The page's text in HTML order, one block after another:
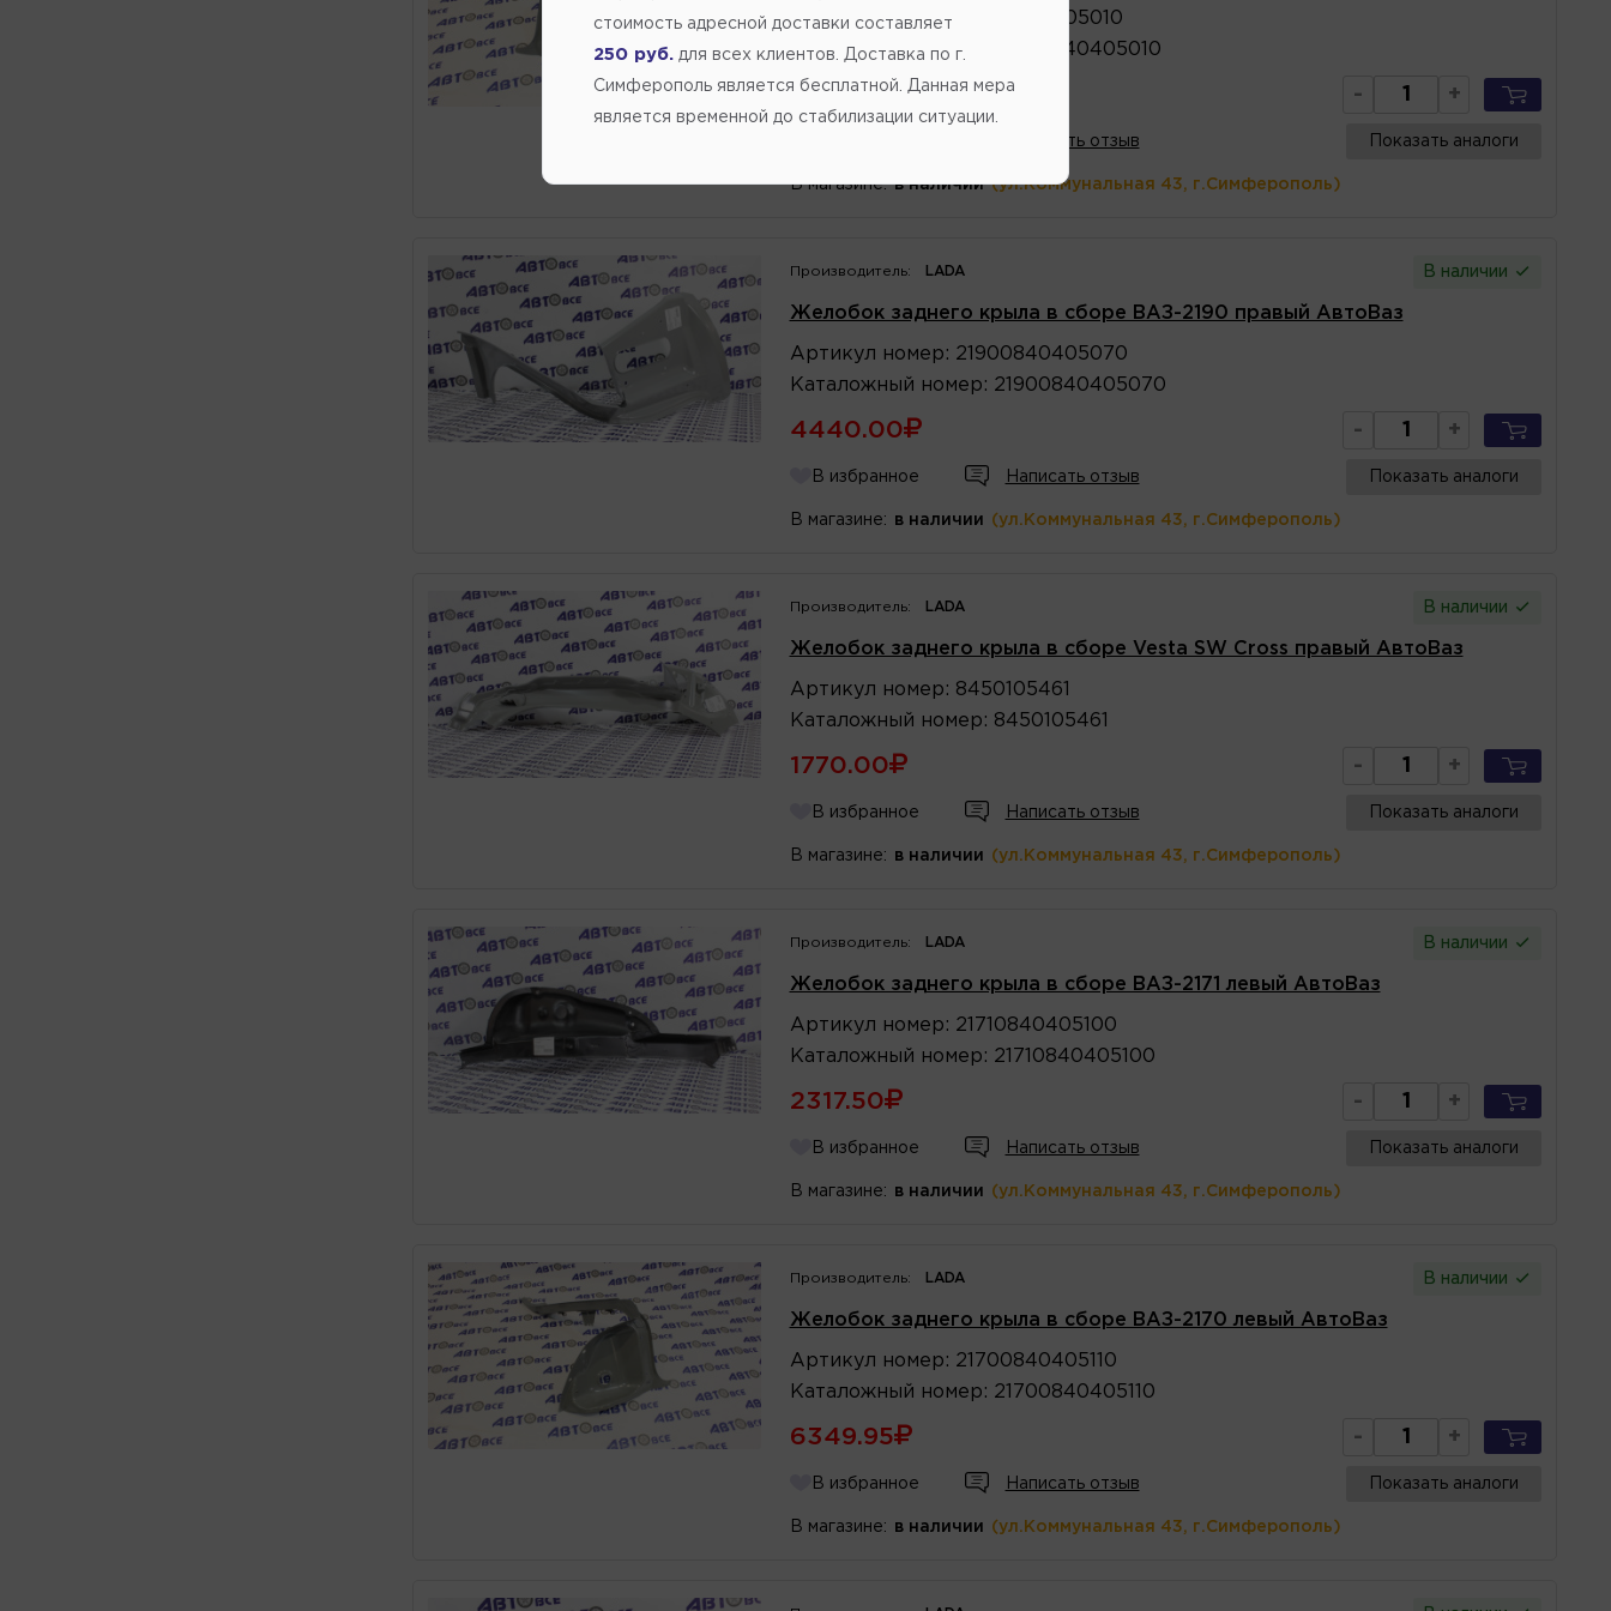
Артикулномер:
21700840405010
Каталожныйномер 21700840405010
5850.40 - +
Написать отзыв Показать аналоги
В магазине: в наличии (ул.Коммунальная 43, г.Симферополь)
Производитель: LADA В наличии
Желобок заднего крыла в сборе ВАЗ-2190 правый АвтоВаз
Артикул номер : 21900840405070
Каталожный номер : 21900840405070
4440.00 - +
В избранное Написать отзыв Показать аналоги
В магазине: в наличии (ул.Коммунальная 43, г.Симферополь)
Производитель: LADA В наличии
Желобок заднего крыла в сборе Vesta SW Cross правый АвтоВаз
Артикул номер : 8450105461
Каталожный номер : 8450105461
1770.00 - +
В избранное Написать отзыв Показать аналоги
В магазине: в наличии (ул.Коммунальная 43, г.Симферополь)
Производитель: LADA В наличии
Желобок заднего крыла в сборе ВАЗ-2171 левый АвтоВаз
Артикул номер : 21710840405100
Каталожный номер : 21710840405100
2317.50 - +
В избранное Написать отзыв Показать аналоги
В магазине: в наличии (ул.Коммунальная 43, г.Симферополь)
Производитель: LADA В наличии
Желобок заднего крыла в сборе ВАЗ-2170 левый АвтоВаз
Артикул номер : 21700840405110
Каталожный номер : 21700840405110
6349.95 - +
В избранное Написать отзыв Показать аналоги
В магазине: в наличии (ул.Коммунальная 43, г.Симферополь)
стоимость адресной доставки составляет
250 руб. для всех клиентов. Доставка по г.
Симферополь является бесплатной. Данная мера
является временной до стабилизации ситуации.